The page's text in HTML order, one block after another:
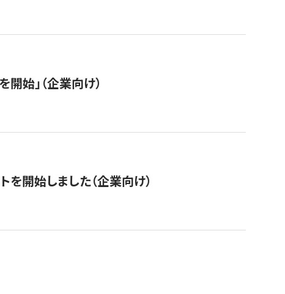
始」（企業向け）
開始しました（企業向け）